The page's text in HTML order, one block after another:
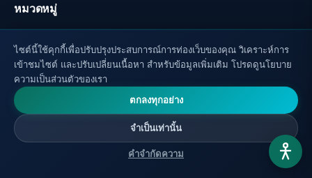
หมวดหมู่
อาหารเสริม
🧠 สมอง
เทโลเมียร์
📷 วิดีโอ
ไซต์นี้ใช้คุกกี้เพื่อปรับปรุงประสบการณ์การท่องเว็บของคุณ วิเคราะห์การ
เข้าชมไซต์ และปรับเปลี่ยนเนื้อหา สำหรับข้อมูลเพิ่มเติม โปรดดูนโยบาย
ความเป็นส่วนตัวของเรา
ตกลงทุกอย่าง
จำเป็นเท่านั้น
คำจำกัดความ